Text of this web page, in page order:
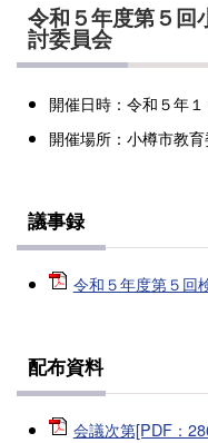
令和５年度第５回
討委員会
開催日時：令和５年
開催場所：小樽市教
議事録
令和５年度第５回
配布資料
会議次第[PDF：